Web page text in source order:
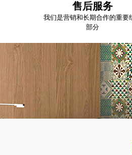
售后服务
我们是营销和长期合作的重要
部分